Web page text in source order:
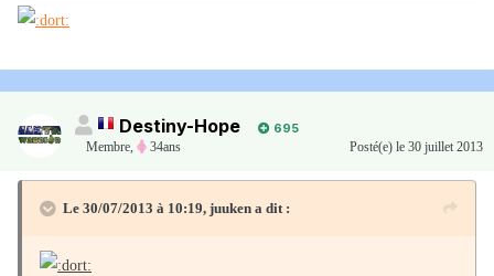
Destiny-Hope
695
Membre, 34ans Posté(e) le 30 juillet 2013
Le 30/07/2013 à 10:19, juuken a dit :